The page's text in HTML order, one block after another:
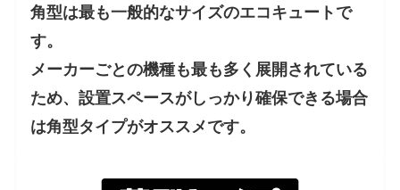
角型は最も一般的なサイズのエコキュートで
す。
メーカーごとの機種も最も多く展開されている
ため、設置スペースがしっかり確保できる場合
は角型タイプがオススメです。